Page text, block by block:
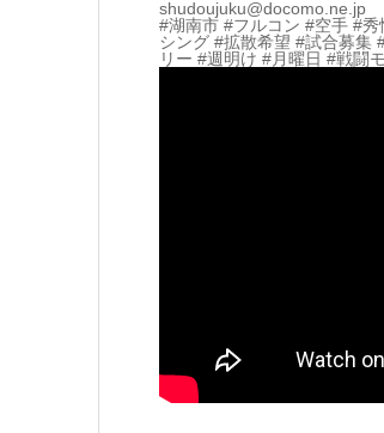
shudoujuku@docomo.ne.jp
#湖南市 #フルコン #空手 #
シング #拡散希望 #試合募集
リー #週明け #月曜日 #戦闘